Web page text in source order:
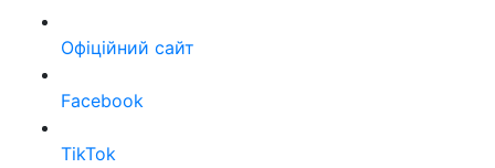
Офіційний сайт
Facebook
TikTok